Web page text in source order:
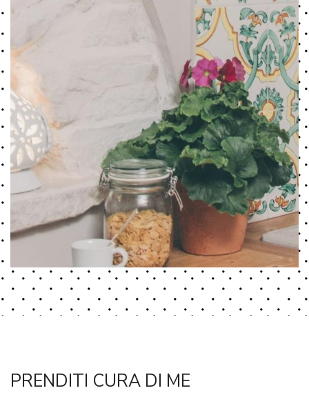
PRENDITI CURA DI ME